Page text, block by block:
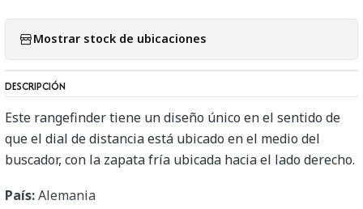
Mostrar stock de ubicaciones
DESCRIPCIÓN
Este rangefinder tiene un diseño único en el sentido de
que el dial de distancia está ubicado en el medio del
buscador, con la zapata fría ubicada hacia el lado derecho.
País:Alemania